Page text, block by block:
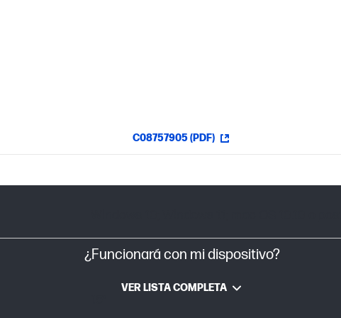
C08757905 (PDF)
¿Funcionará con mi dispositivo?
VER LISTA COMPLETA